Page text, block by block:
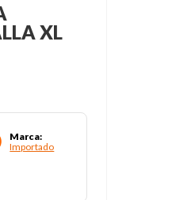
XL
Marca:
Importado